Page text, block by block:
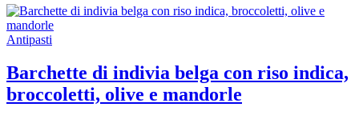
Antipasti
Barchette di indivia belga con riso indica,
broccoletti, olive e mandorle